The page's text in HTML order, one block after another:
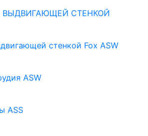
СТЕНКОЙ
стенкой Fox ASW
ASW
ASS